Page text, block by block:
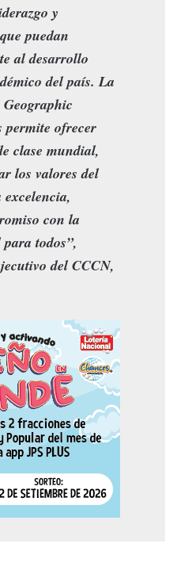
y
puedan
al desarrollo
del país. La
permite ofrecer
clase mundial,
los valores del
con la
todos”,
del CCCN,